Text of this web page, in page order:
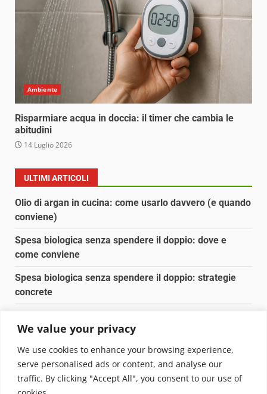
We value your privacy
We use cookies to enhance your browsing experience,
serve personalised ads or content, and analyse our
traffic. By clicking "Accept All", you consent to our use of
Ambiente
Risparmiare acqua in doccia: il timer che cambia le
abitudini
14 Luglio 2026
ULTIMI ARTICOLI
Olio di argan in cucina: come usarlo davvero (e quando
conviene)
Spesa biologica senza spendere il doppio: dove e
come conviene
Spesa biologica senza spendere il doppio: strategie
concrete
Pulizia naturale della casa: 3 ingredienti che
sostituiscono 10 prodotti chimici
Copyright © 2025 Biopianeta.it proprietà di Jws Media